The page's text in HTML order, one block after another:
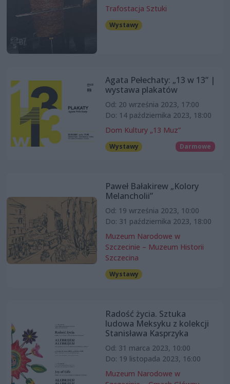
Trafostacja Sztuki
Wystawy
Agata Pełechaty: „13 w 13” |
wystawa plakatów
Od: 20 września 2023, 17:00
Do: 14 października 2023, 18:00
Dom Kultury „13 Muz”
Wystawy Darmowe
Paweł Bałakirew „Kolory
Melancholii”
Od: 19 września 2023, 10:00
Do: 31 października 2023, 18:00
Muzeum Narodowe w
Szczecinie – Muzeum Historii
Szczecina
Wystawy
Radość życia. Sztuka
ludowa Meksyku z kolekcji
Stanisława Kasprzyka
Od: 31 marca 2023, 10:00
Do: 19 listopada 2023, 16:00
Muzeum Narodowe w